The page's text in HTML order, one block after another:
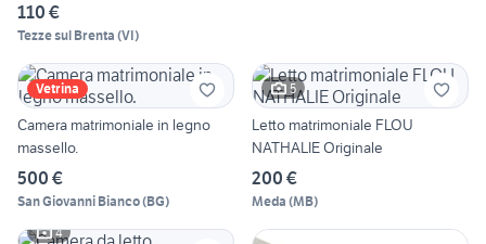
110 €
Tezze sul Brenta (VI)
Vetrina
Camera matrimoniale in legno
massello.
500 €
San Giovanni Bianco(BG)
5
Letto matrimoniale FLOU
NATHALIE Originale
200 €
Meda (MB)
4